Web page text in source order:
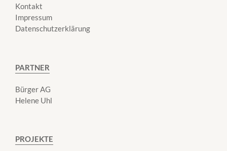
Kontakt
Impressum
Datenschutzerklärung
PARTNER
Bürger AG
Helene Uhl
PROJEKTE